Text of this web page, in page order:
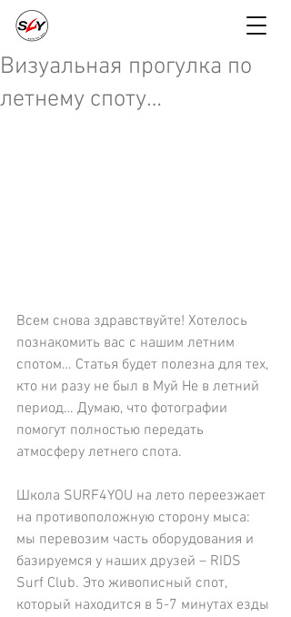
Визуальная прогулка по
летнему споту…
Всем снова здравствуйте! Хотелось
познакомить вас c нашим летним
спотом… Статья будет полезна для тех,
кто ни разу не был в Муй Не в летний
период… Думаю, что фотографии
помогут полностью передать
атмосферу летнего спота.
Школа SURF4YOU на лето переезжает
на противоположную сторону мыса:
мы перевозим часть оборудования и
базируемся у наших друзей – RIDS
Surf Club. Это живописный спот,
который находится в 5-7 минутах езды